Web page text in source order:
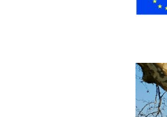
E
L
A